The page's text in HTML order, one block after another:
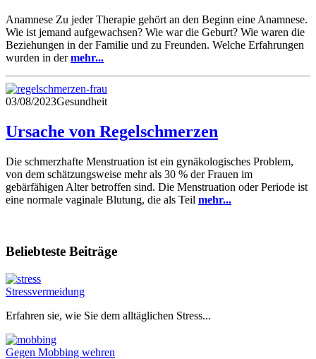
Anamnese Zu jeder Therapie gehört an den Beginn eine Anamnese.
Wie ist jemand aufgewachsen? Wie war die Geburt? Wie waren die
Beziehungen in der Familie und zu Freunden. Welche Erfahrungen
wurden in dermehr...
03/08/2023Gesundheit
Ursache von Regelschmerzen
Die schmerzhafte Menstruation ist ein gynäkologisches Problem,
von dem schätzungsweise mehr als 30 % der Frauen im
gebärfähigen Alter betroffen sind. Die Menstruation oder Periode ist
eine normale vaginale Blutung, die als Teil mehr...
Beliebteste Beiträge
Stressvermeidung
Erfahren sie, wie Sie dem alltäglichen Stress...
Gegen Mobbing wehren